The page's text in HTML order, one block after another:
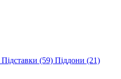
Підставки (59) Піддони (21)